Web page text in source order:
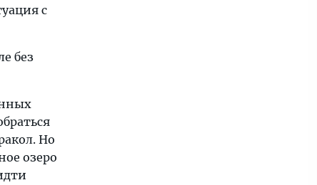
с
без
Но
озеро